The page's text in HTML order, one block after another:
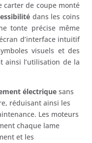
carter de coupe monté
dans les coins
tonte précise même
d’interface intuitif
visuels et des
ainsi l’utilisation de la
électrique sans
réduisant ainsi les
Les moteurs
chaque lame
et les